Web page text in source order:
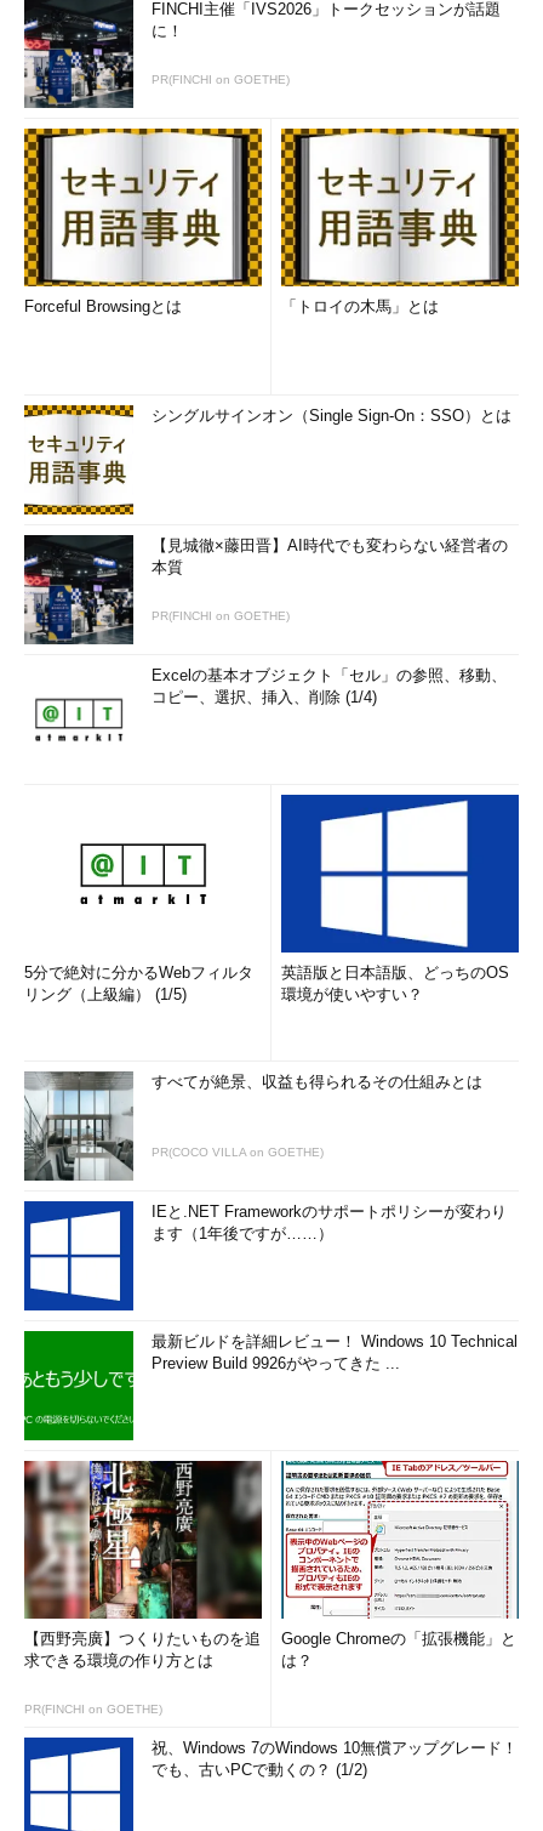
FINCHI主催「IVS2026」トークセッションが話題
に！
PR(FINCHI on GOETHE)
Forceful Browsingとは 「トロイの木馬」とは
シングルサインオン（Single Sign-On：SSO）とは
【見城徹×藤田晋】AI時代でも変わらない経営者の
本質
PR(FINCHI on GOETHE)
Excelの基本オブジェクト「セル」の参照、移動、
コピー、選択、挿入、削除 (1/4)
5分で絶対に分かるWebフィルタ
リング（上級編） (1/5)
英語版と日本語版、どっちのOS
環境が使いやすい？
すべてが絶景、収益も得られるその仕組みとは
PR(COCO VILLA on GOETHE)
IEと.NET Frameworkのサポートポリシーが変わり
ます（1年後ですが……）
最新ビルドを詳細レビュー！ Windows 10 Technical
Preview Build 9926がやってきた ...
【西野亮廣】つくりたいものを追
求できる環境の作り方とは
PR(FINCHI on GOETHE)
Google Chromeの「拡張機能」と
は？
祝、Windows 7のWindows 10無償アップグレード！
でも、古いPCで動くの？ (1/2)